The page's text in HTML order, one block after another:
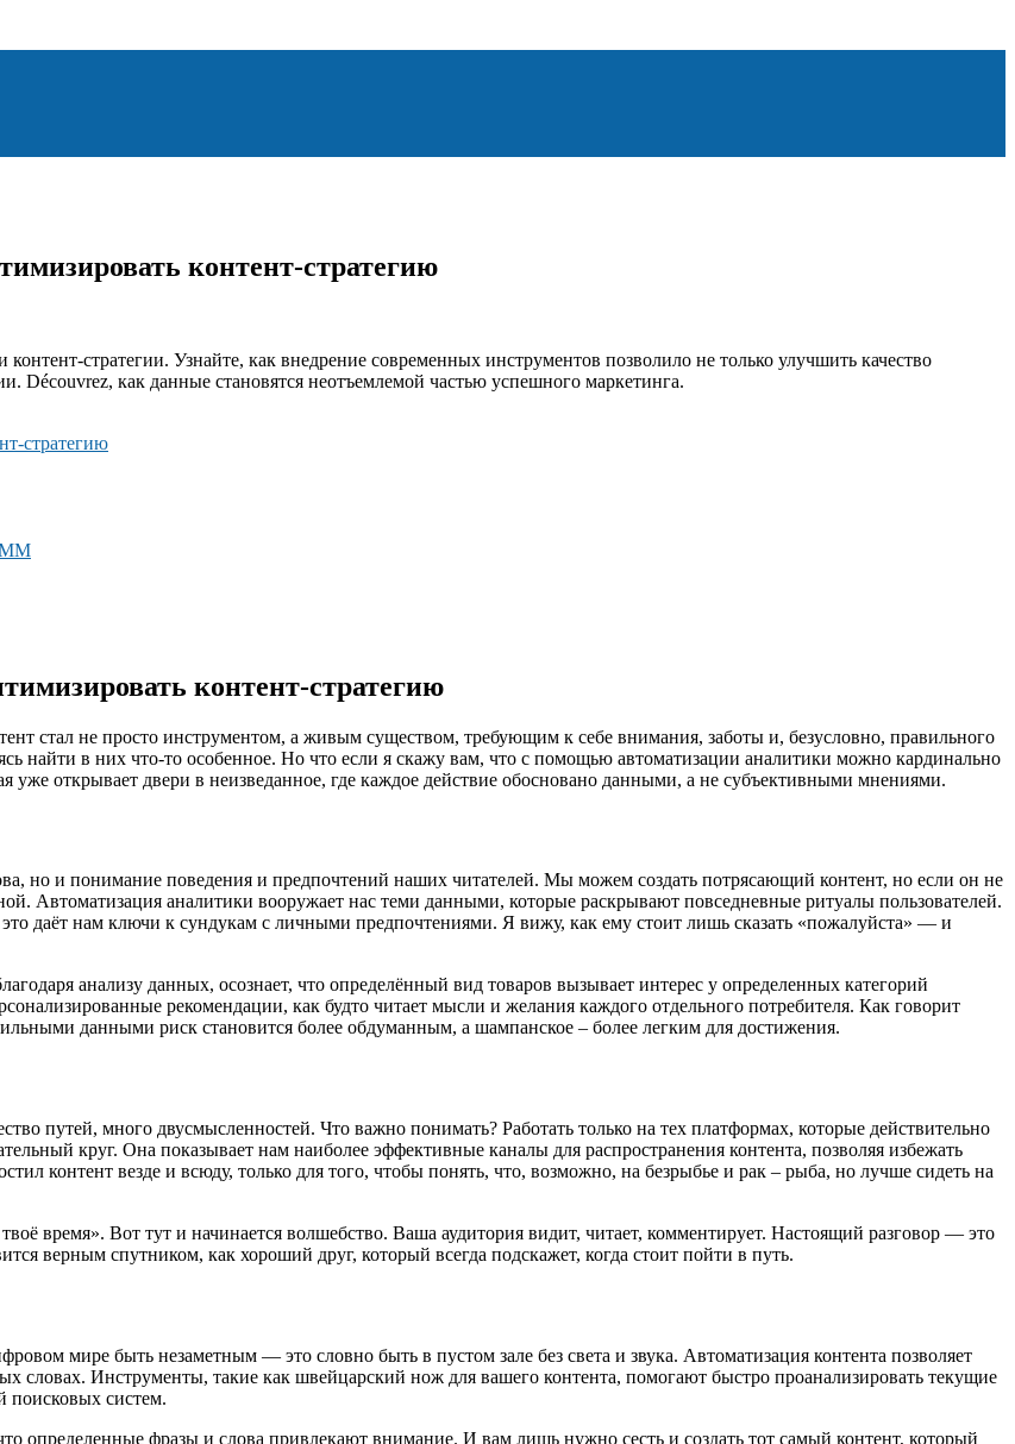
контент-стратегию
стратегии. Узнайте, как внедрение современных инструментов позволило не только улучшить качество
Découvrez, как данные становятся неотъемлемой частью успешного маркетинга.
стратегию
контент-стратегию
стал не просто инструментом, а живым существом, требующим к себе внимания, заботы и, безусловно, правильного
найти в них что-то особенное. Но что если я скажу вам, что с помощью автоматизации аналитики можно кардинально
уже открывает двери в неизведанное, где каждое действие обосновано данными, а не субъективными мнениями.
но и понимание поведения и предпочтений наших читателей. Мы можем создать потрясающий контент, но если он не
Автоматизация аналитики вооружает нас теми данными, которые раскрывают повседневные ритуалы пользователей.
даёт нам ключи к сундукам с личными предпочтениями. Я вижу, как ему стоит лишь сказать «пожалуйста» — и
анализу данных, осознает, что определённый вид товаров вызывает интерес у определенных категорий
рекомендации, как будто читает мысли и желания каждого отдельного потребителя. Как говорит
данными риск становится более обдуманным, а шампанское – более легким для достижения.
путей, много двусмысленностей. Что важно понимать? Работать только на тех платформах, которые действительно
круг. Она показывает нам наиболее эффективные каналы для распространения контента, позволяя избежать
контент везде и всюду, только для того, чтобы понять, что, возможно, на безрыбье и рак – рыба, но лучше сидеть на
время». Вот тут и начинается волшебство. Ваша аудитория видит, читает, комментирует. Настоящий разговор — это
верным спутником, как хороший друг, который всегда подскажет, когда стоит пойти в путь.
мире быть незаметным — это словно быть в пустом зале без света и звука. Автоматизация контента позволяет
словах. Инструменты, такие как швейцарский нож для вашего контента, помогают быстро проанализировать текущие
поисковых систем.
определенные фразы и слова привлекают внимание. И вам лишь нужно сесть и создать тот самый контент, который